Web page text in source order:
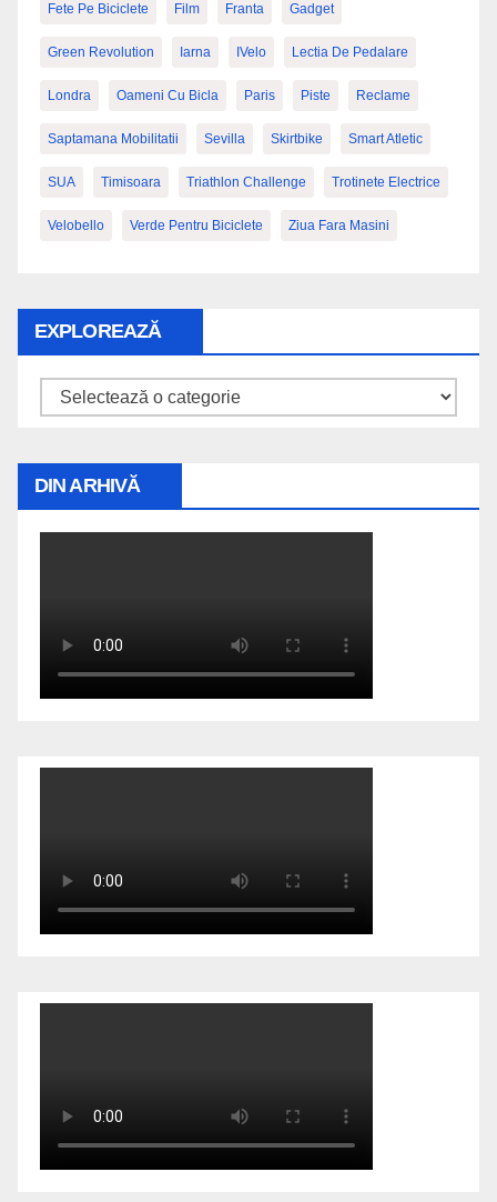
Fete Pe Biciclete Film Franta Gadget
Green Revolution Iarna IVelo Lectia De Pedalare
Londra Oameni Cu Bicla Paris Piste Reclame
Saptamana Mobilitatii Sevilla Skirtbike Smart Atletic
SUA Timisoara Triathlon Challenge Trotinete Electrice
Velobello Verde Pentru Biciclete Ziua Fara Masini
EXPLOREAZĂ
Explorează
DIN ARHIVĂ